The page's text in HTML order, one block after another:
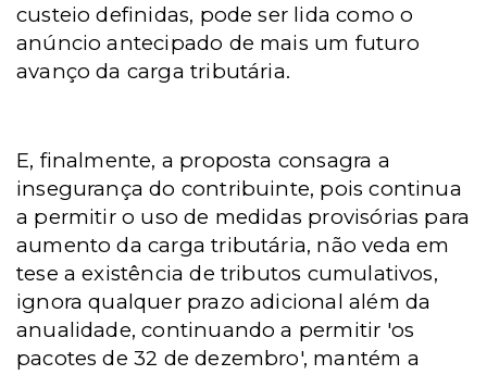
custeio definidas, pode ser lida como o
anúncio antecipado de mais um futuro
avanço da carga tributária.
E, finalmente, a proposta consagra a
insegurança do contribuinte, pois continua
a permitir o uso de medidas provisórias para
aumento da carga tributária, não veda em
tese a existência de tributos cumulativos,
ignora qualquer prazo adicional além da
anualidade, continuando a permitir 'os
pacotes de 32 de dezembro', mantém a